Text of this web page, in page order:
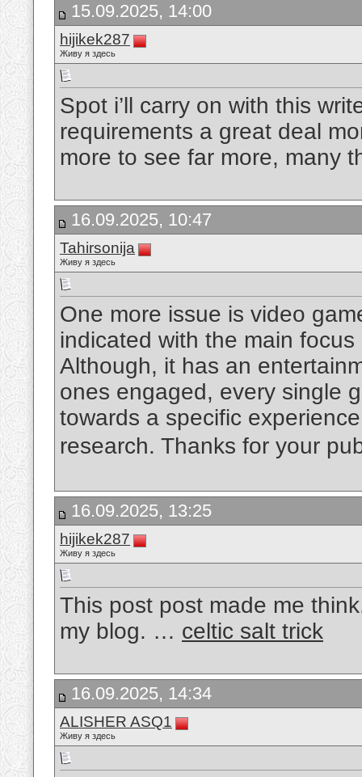
15.09.2025, 14:00
hijikek287
Живу я здесь
Spot i’ll carry on with this
requirements a great deal
more to see far more, many
16.09.2025, 10:47
Tahirsonija
Живу я здесь
One more issue is video
indicated with the main
Although, it has an
ones engaged, every single
towards a specific
research. Thanks for your
16.09.2025, 13:25
hijikek287
Живу я здесь
This post post made me
my blog. … celtic salt trick
16.09.2025, 14:34
ALISHER ASQ1
Живу я здесь